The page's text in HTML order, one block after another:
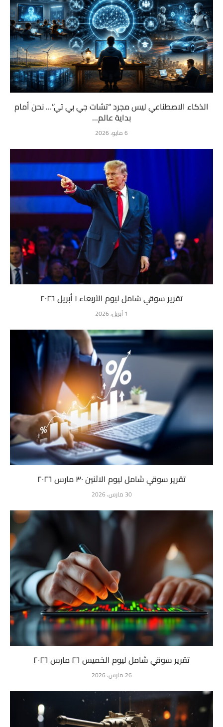
الذكاء الاصطناعي ليس مجرد “تشات جي بي تي”… نحن أمام
بداية عالم...
6 مايو، 2026
تقرير سوقي شامل ليوم الأربعاء ١ أبريل ٢٠٢٦
1 أبريل، 2026
تقرير سوقي شامل ليوم الاثنين ٣٠ مارس ٢٠٢٦
30 مارس، 2026
تقرير سوقي شامل ليوم الخميس ٢٦ مارس ٢٠٢٦
26 مارس، 2026